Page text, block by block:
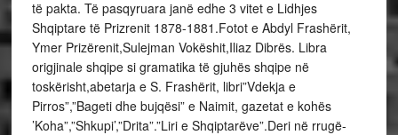
të pakta. Të pasqyruara janë edhe 3 vitet e Lidhjes
Shqiptare të Prizrenit 1878-1881.Fotot e Abdyl Frashërit,
Ymer Prizërenit,Sulejman Vokëshit,Iliaz Dibrës. Libra
origjinale shqipe si gramatika të gjuhës shqipe në
toskërisht,abetarja e S. Frashërit, libri”Vdekja e
Pirros”,”Bageti dhe bujqësi” e Naimit, gazetat e kohës
’Koha”,”Shkupi’,”Drita”.”Liri e Shqiptarëve”.Deri në rrugë-